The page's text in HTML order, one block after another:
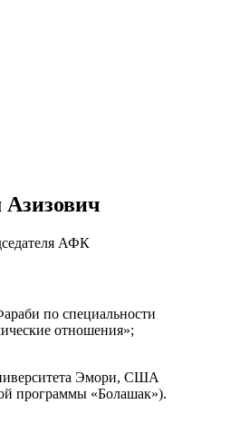
АФК
по специальности
отношения»;
Эмори, США
программы «Болашак»).